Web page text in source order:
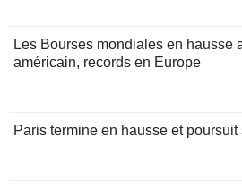
Les Bourses mondiales en hausse
américain, records en Europe
Paris termine en hausse et